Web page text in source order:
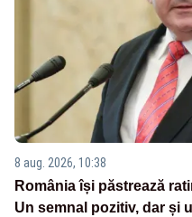
8 aug. 2026, 10:38
România își păstrează
Un semnal pozitiv, dar și